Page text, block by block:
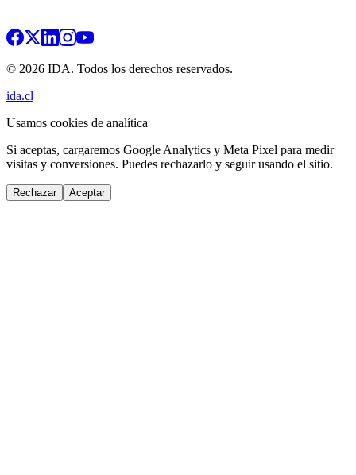
© 2026 IDA. Todos los derechos reservados.
ida.cl
Usamos cookies de analítica
Si aceptas, cargaremos Google Analytics y Meta Pixel para medir
visitas y conversiones. Puedes rechazarlo y seguir usando el sitio.
Rechazar Aceptar